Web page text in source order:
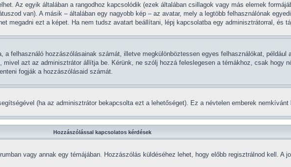
Az egyik általában a rangodhoz kapcsolódik (ezek általában csillagok vagy más elemek
van). A másik – általában egy nagyobb kép – az avatar, mely a legtöbb felhasználónak
megadni ezt a képet. Ha nem tudsz avatart beállítani, lépj kapcsolatba egy adminisztrátorral, és
felhasználó hozzászólásainak számát, illetve megkülönböztessen egyes felhasználókat, például
azt az adminisztrátor állítja be. Kérünk, ne szólj hozzá feleslegesen a témákhoz, csak hogy
fogják a hozzászólásaid számát.
(ha az adminisztrátor bekapcsolta ezt a lehetőséget). Ez a névtelen emberek
Hozzászólással kapcsolatos kérdések
vagy annak egy témájában. Hozzászólás küldéséhez lehet, hogy előbb regisztrálnod kell. A